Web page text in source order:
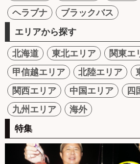
ヘラブナ
ブラックバス
エリアから探す
北海道 東北エリア
関東エ
甲信越エリア
北陸エリア
関西エリア
中国エリア
四
九州エリア
海外
特集